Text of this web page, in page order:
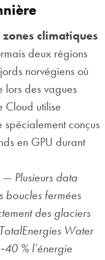
climatiques
deux régions
norvégiens où
lors des vagues
Cloud utilise
spécialement conçus
en GPU durant
— Plusieurs data
boucles fermées
des glaciers
Water
% l’énergie